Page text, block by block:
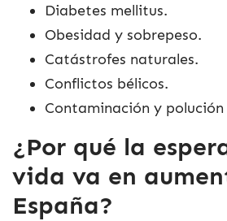
Diabetes mellitus.
Obesidad y sobrepeso.
Catástrofes naturales.
Conflictos bélicos.
Contaminación y
¿Por qué la
vida va en
España?